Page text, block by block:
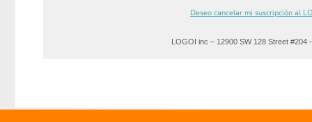
Deseo cancelar mi suscripción al
LOGOI inc – 12900 SW 128 Street #204